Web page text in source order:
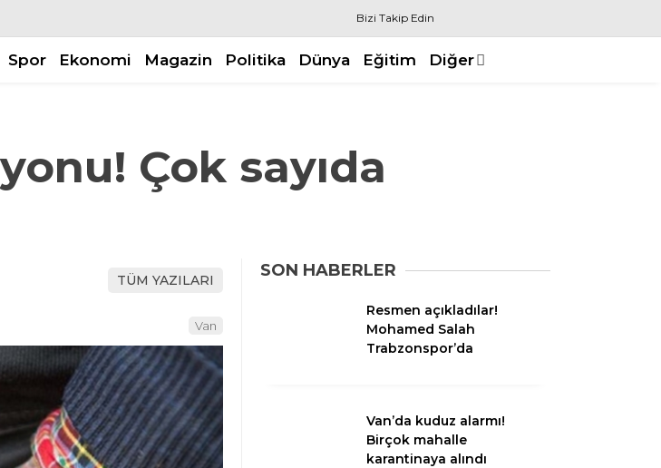
Van
Bizi Takip Edin
Spor Ekonomi Magazin Politika Dünya Eğitim Diğer
Çok sayıda
TÜM YAZILARI
Van
SON HABERLER
Resmen açıkladılar!
Mohamed Salah
Trabzonspor’da
Van’da kuduz alarmı!
Birçok mahalle
karantinaya alındı